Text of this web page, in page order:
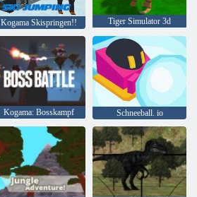
Kogama Skispringen!! Tiger Simulator 3d
Kogama: Bosskampf Schneeball. io